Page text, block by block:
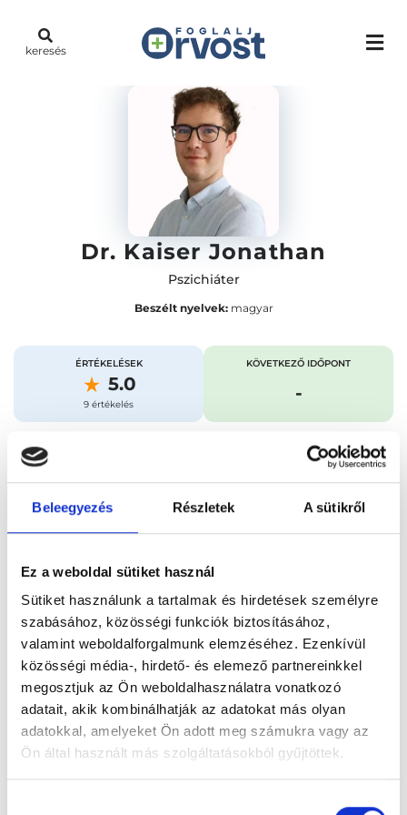
Beleegyezés Részletek A sütikről
Ez a weboldal sütiket használ
Sütiket használunk a tartalmak és hirdetések személyre
szabásához, közösségi funkciók biztosításához,
valamint weboldalforgalmunk elemzéséhez. Ezenkívül
közösségi média-, hirdető- és elemező partnereinkkel
megosztjuk az Ön weboldalhasználatra vonatkozó
adatait, akik kombinálhatják az adatokat más olyan
adatokkal, amelyeket Ön adott meg számukra vagy az
Ön által használt más szolgáltatásokból gyűjtöttek.
keresés
Dr. Kaiser Jonathan
Pszichiáter
Beszélt nyelvek:magyar
ÉRTÉKELÉSEK
5.0
9 értékelés
KÖVETKEZŐ IDŐPONT
-
Időpontfoglalás Vélemények
Foglalj időpontot
Összes szakterület
Főoldal
Pszichiáter, Online konzultáció Dr. Kaiser Jonathan